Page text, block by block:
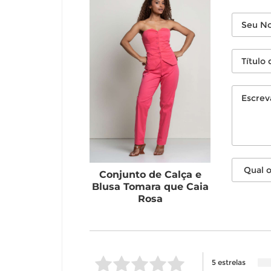
Conjunto de Calça e
Blusa Tomara que Caia
Rosa
5 estrelas